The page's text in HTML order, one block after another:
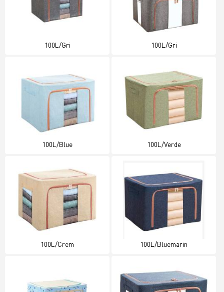
100L/Gri 100L/Gri
100L/Blue 100L/Verde
100L/Crem 100L/Bluemarin